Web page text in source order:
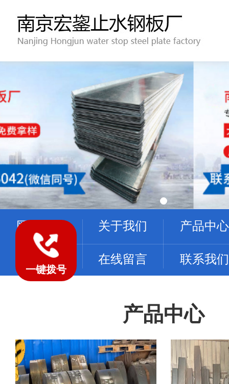
网站首页 关于我们 产品中心
工程案例 在线留言 联系我们
产品中心
一键拨号